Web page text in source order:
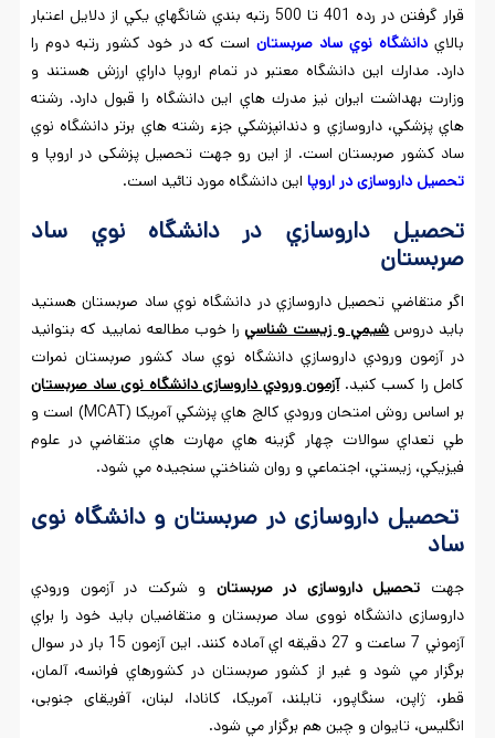
قرار گرفتن در رده 401 تا 500 رتبه بندي شانگهاي يكي از دلايل اعتبار
بالايدانشگاه نوي ساد صربستاناست كه در خود كشور رتبه دوم را
دارد. مدارك اين دانشگاه معتبر در تمام اروپا داراي ارزش هستند و
وزارت بهداشت ايران نيز مدرك هاي اين دانشگاه را قبول دارد. رشته
هاي پزشكي، داروسازي و دندانپزشكي جزء رشته هاي برتر دانشگاه نوي
ساد كشور صربستان است. از این رو جهت تحصیل پزشکی در اروپا و
تحصیل داروسازی در اروپا این دانشگاه مورد تائید است.
تحصيل داروسازي در دانشگاه نوي ساد
صربستان
اگر متقاضي تحصيل داروسازي در دانشگاه نوي ساد صربستان هستيد
بايد دروس شيمي و زيست شناسي را خوب مطالعه نماييد كه بتوانيد
در آزمون ورودي داروسازي دانشگاه نوي ساد كشور صربستان نمرات
كامل را كسب كنيد.آزمون ورودي داروسازی دانشگاه نوی ساد صربستان
بر اساس روش امتحان ورودي كالج هاي پزشكي آمريكا (MCAT) است و
طي تعداي سوالات چهار گزينه هاي مهارت هاي متقاضي در علوم
فيزيكي، زيستي، اجتماعي و روان شناختي سنجيده مي شود.
تحصیل داروسازی در صربستان و دانشگاه نوی
ساد
جهت تحصیل داروسازی در صربستان و شرکت در آزمون ورودي
داروسازی دانشگاه نووی ساد صربستان و متقاضیان بايد خود را براي
آزموني 7 ساعت و 27 دقيقه اي آماده کنند. اين آزمون 15 بار در سوال
برگزار مي شود و غير از كشور صربستان در كشورهاي فرانسه، آلمان،
قطر، ژاپن، سنگاپور، تایلند، آمریکا، کانادا، لبنان، آفریقای جنوبی،
انگلیس، تایوان و چین هم برگزار مي شود.